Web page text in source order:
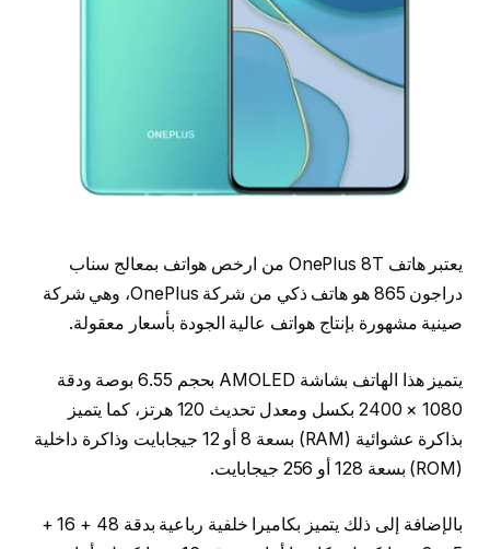
يعتبر هاتف OnePlus 8T من ارخص هواتف بمعالج سناب
دراجون 865 هو هاتف ذكي من شركة OnePlus، وهي شركة
صينية مشهورة بإنتاج هواتف عالية الجودة بأسعار معقولة.
يتميز هذا الهاتف بشاشة AMOLED بحجم 6.55 بوصة ودقة
1080 × 2400 بكسل ومعدل تحديث 120 هرتز، كما يتميز
بذاكرة عشوائية (RAM) بسعة 8 أو 12 جيجابايت وذاكرة داخلية
(ROM) بسعة 128 أو 256 جيجابايت.
بالإضافة إلى ذلك يتميز بكاميرا خلفية رباعية بدقة 48 + 16 +